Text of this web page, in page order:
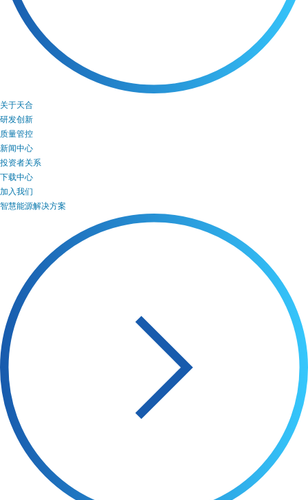
关于天合
研发创新
质量管控
新闻中心
投资者关系
下载中心
加入我们
智慧能源解决方案